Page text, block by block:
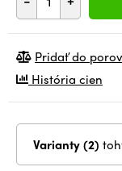
Pridať do
História cien
Varianty (2)